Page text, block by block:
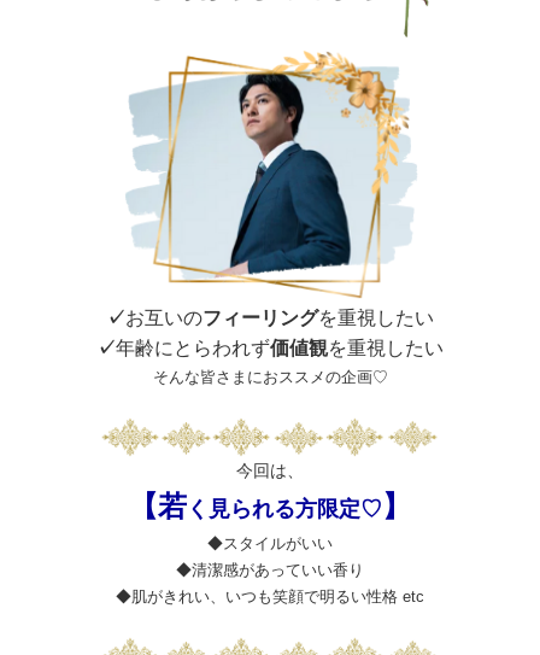
✓お互いのフィーリングを重視したい
✓年齢にとらわれず価値観を重視したい
そんな皆さまにおススメの企画♡
今回は、
【若 く見られる方限定♡ 】
◆スタイルがいい
◆清潔感があっていい香り
◆肌がきれい、いつも笑顔で明るい性格 etc